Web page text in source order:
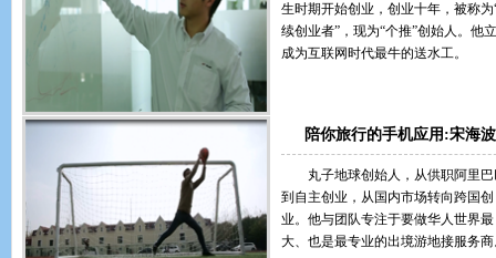
生时期开始创业，创业十年，被称为
续创业者”，现为“个推”创始人。他
成为互联网时代最牛的送水工。
陪你旅行的手机应用:宋海波
丸子地球创始人，从供职阿里
到自主创业，从国内市场转向跨国创
业。他与团队专注于要做华人世界最
大、也是最专业的出境游地接服务